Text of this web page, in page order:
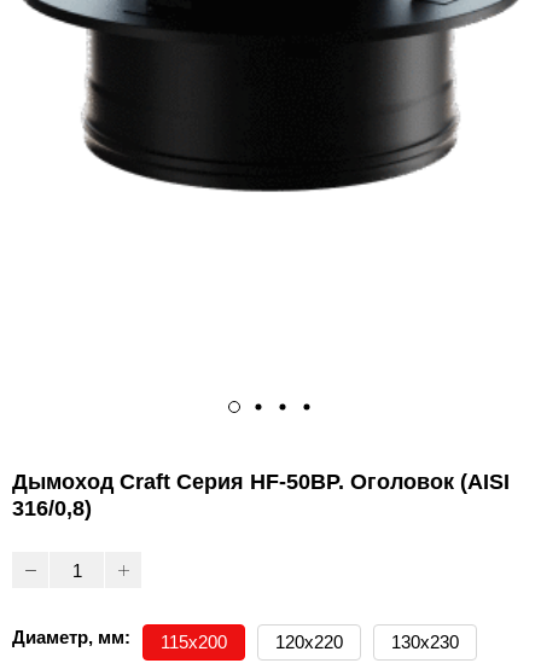
Дымоход Craft Серия HF-50BP. Оголовок (AISI
316/0,8)
Диаметр, мм: 115х200 120х220 130х230